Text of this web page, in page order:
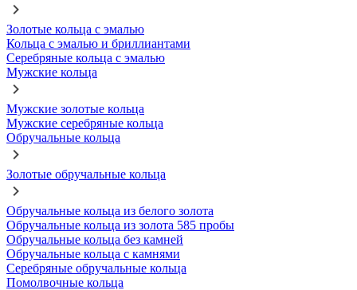
Золотые кольца с эмалью
Кольца с эмалью и бриллиантами
Серебряные кольца с эмалью
Мужские кольца
Мужские золотые кольца
Мужские серебряные кольца
Обручальные кольца
Золотые обручальные кольца
Обручальные кольца из белого золота
Обручальные кольца из золота 585 пробы
Обручальные кольца без камней
Обручальные кольца с камнями
Серебряные обручальные кольца
Помолвочные кольца